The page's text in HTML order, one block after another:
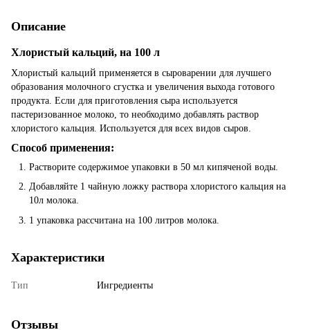
Описание
Хлористый кальций, на 100 л
Хлористый кальций применяется в сыроварении для лучшего
образования молочного сгустка и увеличения выхода готового
продукта. Если для приготовления сыра используется
пастеризованное молоко, то необходимо добавлять раствор
хлористого кальция. Используется для всех видов сыров.
Способ применения:
Растворите содержимое упаковки в 50 мл кипяченой воды.
Добавляйте 1 чайную ложку раствора хлористого кальция на
10л молока.
1 упаковка рассчитана на 100 литров молока.
Характеристики
Тип Ингредиенты
Отзывы